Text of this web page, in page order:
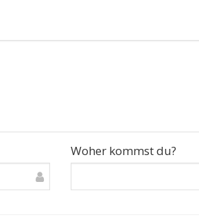
Woher kommst du?